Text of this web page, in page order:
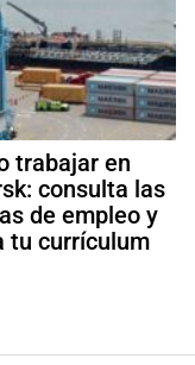
trabajar en
consulta las
de empleo y
tu currículum